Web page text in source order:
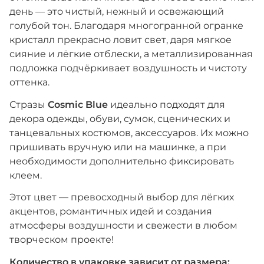
день — это чистый, нежный и освежающий
голубой тон. Благодаря многогранной огранке
кристалл прекрасно ловит свет, даря мягкое
сияние и лёгкие отблески, а металлизированная
подложка подчёркивает воздушность и чистоту
оттенка.
Стразы Cosmic Blue идеально подходят для
декора одежды, обуви, сумок, сценических и
танцевальных костюмов, аксессуаров. Их можно
пришивать вручную или на машинке, а при
необходимости дополнительно фиксировать
клеем.
Этот цвет — превосходный выбор для лёгких
акцентов, романтичных идей и создания
атмосферы воздушности и свежести в любом
творческом проекте!